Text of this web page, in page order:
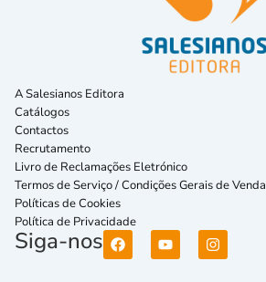
A Salesianos Editora
Catálogos
Contactos
Recrutamento
Livro de Reclamações Eletrónico
Termos de Serviço / Condições Gerais de Venda
Políticas de Cookies
Política de Privacidade
Siga-nos